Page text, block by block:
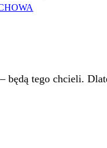
tego chcieli.